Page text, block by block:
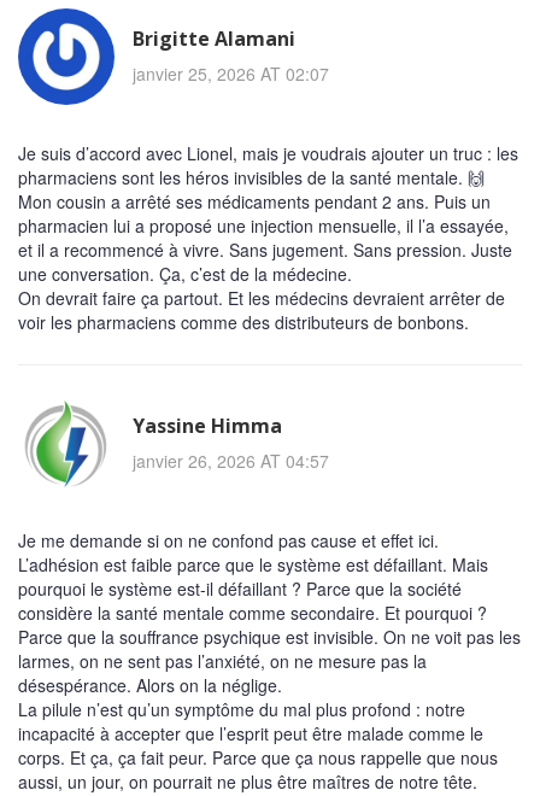
Brigitte Alamani
janvier 25, 2026 AT 02:07
Je suis d’accord avec Lionel, mais je voudrais ajouter un truc : les
pharmaciens sont les héros invisibles de la santé mentale. 🙌
Mon cousin a arrêté ses médicaments pendant 2 ans. Puis un
pharmacien lui a proposé une injection mensuelle, il l’a essayée,
et il a recommencé à vivre. Sans jugement. Sans pression. Juste
une conversation. Ça, c’est de la médecine.
On devrait faire ça partout. Et les médecins devraient arrêter de
voir les pharmaciens comme des distributeurs de bonbons.
Yassine Himma
janvier 26, 2026 AT 04:57
Je me demande si on ne confond pas cause et effet ici.
L’adhésion est faible parce que le système est défaillant. Mais
pourquoi le système est-il défaillant ? Parce que la société
considère la santé mentale comme secondaire. Et pourquoi ?
Parce que la souffrance psychique est invisible. On ne voit pas les
larmes, on ne sent pas l’anxiété, on ne mesure pas la
désespérance. Alors on la néglige.
La pilule n’est qu’un symptôme du mal plus profond : notre
incapacité à accepter que l’esprit peut être malade comme le
corps. Et ça, ça fait peur. Parce que ça nous rappelle que nous
aussi, un jour, on pourrait ne plus être maîtres de notre tête.